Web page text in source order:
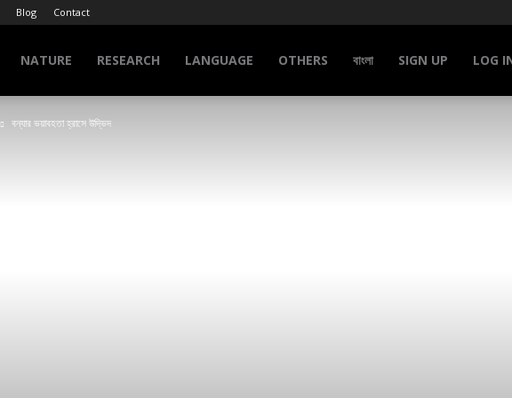
Blog Contact
NATURE RESEARCH LANGUAGE OTHERS বাংলা SIGN UP LOG
বন্যার ভয়াবহতা হ্রাসে উদ্ভিদ